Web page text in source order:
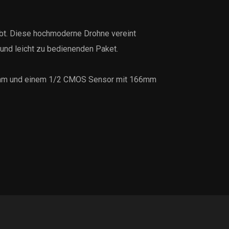
Diese hochmoderne Drohne vereint
leicht zu bedienenden Paket.
und einem 1/2 CMOS Sensor mit 166mm